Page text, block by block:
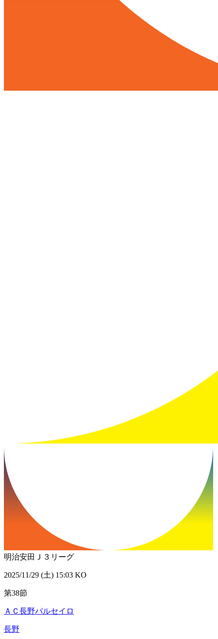
明治安田Ｊ３リーグ
2025/11/29 (土) 15:03 KO
第38節
ＡＣ長野パルセイロ
長野